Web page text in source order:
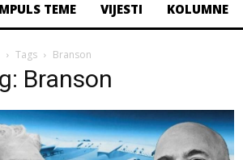
TEME VIJESTI KOLUMNE
Tags Branson
Branson